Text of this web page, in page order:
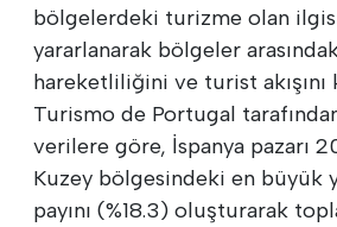
bölgelerdeki turizme olan
yararlanarak bölgeler
hareketliliğini ve turist akışını
Turismo de Portugal
verilere göre, İspanya pazarı
Kuzey bölgesindeki en büyük
payını (%18.3) oluşturarak